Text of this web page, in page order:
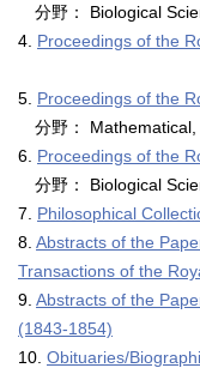
分野： Biological
4. Proceedings of the
5. Proceedings of the
分野： Mathematical,
6. Proceedings of the
分野： Biological
7. Philosophical
8. Abstracts of the
Transactions of the
9. Abstracts of the
(1843-1854)
10. Obituaries/